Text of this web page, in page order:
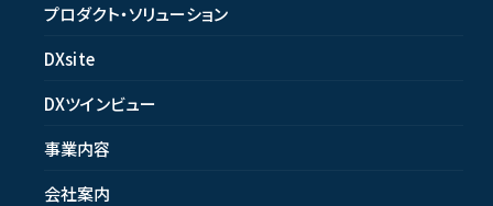
プロダクト・ソリューション
DXsite
DXツインビュー
事業内容
会社案内